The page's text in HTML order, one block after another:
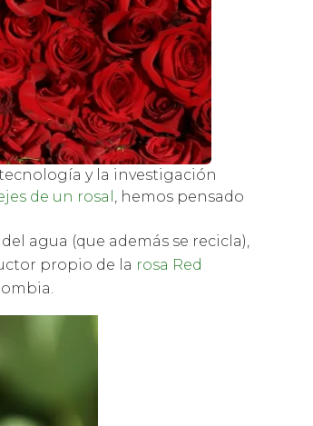
tecnología y la investigación
de un rosal
, hemos pensado
agua (que además se recicla),
propio de la rosa Red